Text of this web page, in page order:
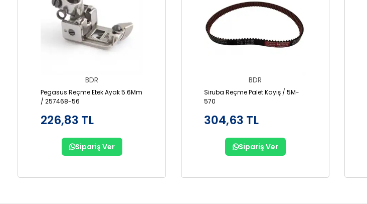
BDR
Pegasus Reçme Etek Ayak 5.6Mm
/ 257468-56
226,83 TL
Sipariş Ver
BDR
Siruba Reçme Palet Kayış / 5M-
570
304,63 TL
Sipariş Ver